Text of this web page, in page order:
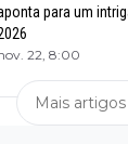
para um
22, 8:00
Mais artigos